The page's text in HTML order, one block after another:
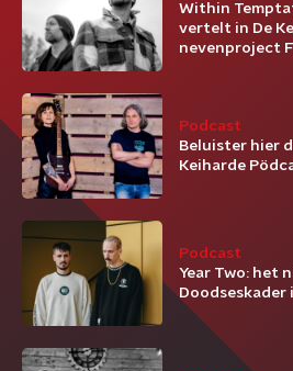
Within
vertelt in De
nevenproject
Podcast
Beluister hier
Keiharde
Podcast
Year Two: het
Doodseskader